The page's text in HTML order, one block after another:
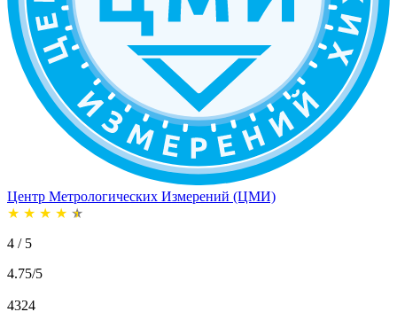
Центр Метрологических Измерений (ЦМИ)
★ ★ ★ ★ ★
4 / 5
4.75/5
4324